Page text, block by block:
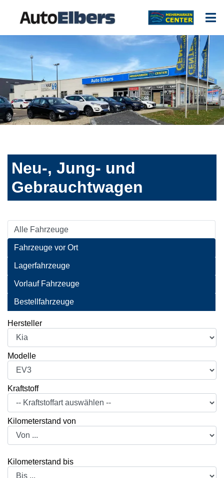
Neu-, Jung- und
Gebrauchtwagen
Alle Fahrzeuge
Fahrzeuge vor Ort
Lagerfahrzeuge
Vorlauf Fahrzeuge
Bestellfahrzeuge
Hersteller
Modelle
Kraftstoff
Kilometerstand von
Kilometerstand bis